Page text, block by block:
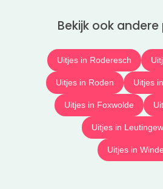
Bekijk ook
Uitjes in Roderesch
Uitjes in Roden Uitjes
Uitjes in Foxwolde
Uitjes in
Uitjes in Winde